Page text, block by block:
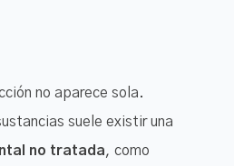
no aparece sola.
suele existir una
no tratada, como